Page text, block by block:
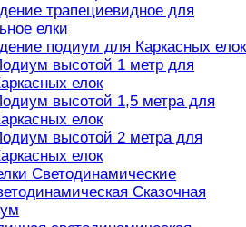
трапециевидное для
елки
подиум для Каркасных елок
высотой 1 метр для
елок
высотой 1,5 метра для
елок
высотой 2 метра для
елок
Светодинамические
Сказочная